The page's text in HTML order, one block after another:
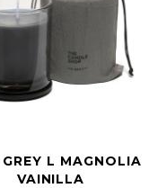
L MAGNOLIA
VAINILLA